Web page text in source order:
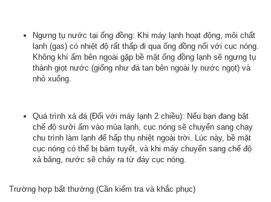
Ngưng tụ nước tại ống đồng: Khi máy lạnh hoạt động, môi chất
lạnh (gas) có nhiệt độ rất thấp đi qua ống đồng nối với cục nóng.
Không khí ẩm bên ngoài gặp bề mặt ống đồng lạnh sẽ ngưng tụ
thành giọt nước (giống như đá tan bên ngoài ly nước ngọt) và
nhỏ xuống.
Quá trình xả đá (Đối với máy lạnh 2 chiều): Nếu bạn đang bật
chế độ sưởi ấm vào mùa lạnh, cục nóng sẽ chuyển sang chạy
chu trình làm lạnh để hấp thụ nhiệt ngoài trời. Lúc này, bề mặt
cục nóng có thể bị bám tuyết, và khi máy chuyển sang chế độ
xả băng, nước sẽ chảy ra từ đáy cục nóng.
Trường hợp bất thường (Cần kiểm tra và khắc phục)